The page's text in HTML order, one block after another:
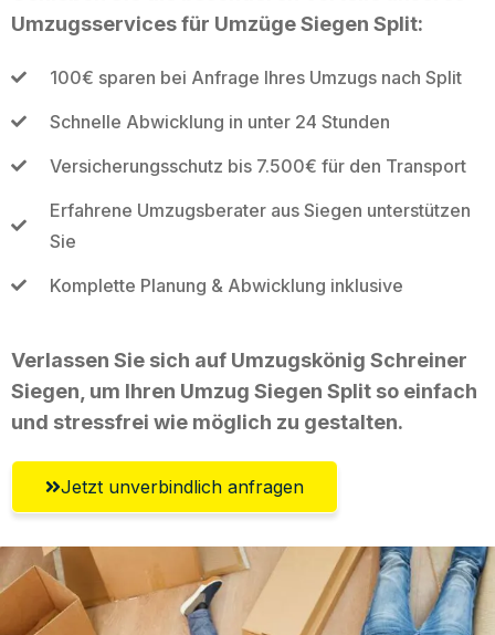
Umzugsservices für Umzüge Siegen Split:
100€ sparen bei Anfrage Ihres Umzugs nach Split
Schnelle Abwicklung in unter 24 Stunden
Versicherungsschutz bis 7.500€ für den Transport
Erfahrene Umzugsberater aus Siegen unterstützen
Sie
Komplette Planung & Abwicklung inklusive
Verlassen Sie sich auf Umzugskönig Schreiner
Siegen, um Ihren Umzug Siegen Split so einfach
und stressfrei wie möglich zu gestalten.
Jetzt unverbindlich anfragen